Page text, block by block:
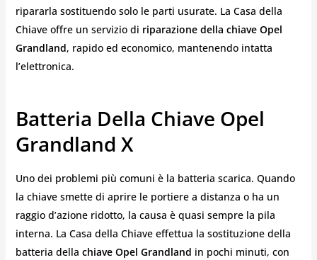
ripararla sostituendo solo le parti usurate. La Casa della
Chiave offre un servizio di riparazione della chiave Opel
Grandland, rapido ed economico, mantenendo intatta
l’elettronica.
Batteria Della Chiave Opel
Grandland X
Uno dei problemi più comuni è la batteria scarica. Quando
la chiave smette di aprire le portiere a distanza o ha un
raggio d’azione ridotto, la causa è quasi sempre la pila
interna. La Casa della Chiave effettua la sostituzione della
batteria della chiave Opel Grandland in pochi minuti, con